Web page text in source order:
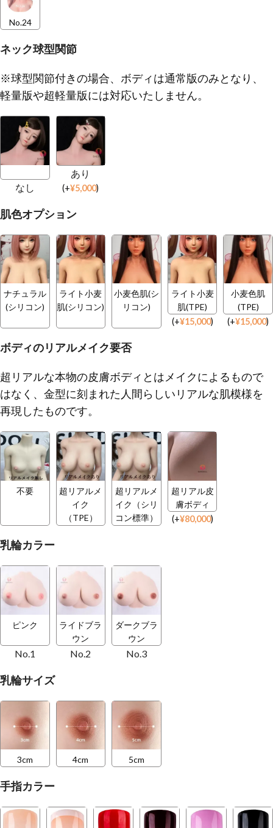
No.24
ネック球型関節
※球型関節付きの場合、ボディは通常版のみとなり、
軽量版や超軽量版には対応いたしません。
なし
あり
(+¥5,000)
肌色オプション
ナチュラル
(シリコン)
ライト小麦
肌(シリコン)
小麦色肌(シ
リコン)
ライト小麦
肌(TPE)
(+¥15,000)
小麦色肌
(TPE)
(+¥15,000)
ボディのリアルメイク要否
超リアルな本物の皮膚ボディとはメイクによるもので
はなく、金型に刻まれた人間らしいリアルな肌模様を
再現したものです。
不要
超リアルメ
イク
（TPE）
超リアルメ
イク（シリ
コン標準）
超リアル皮
膚ボディ
(+¥80,000)
乳輪カラー
ピンク
No.1
ライドブラ
ウン
No.2
ダークブラ
ウン
No.3
乳輪サイズ
3cm 4cm 5cm
手指カラー